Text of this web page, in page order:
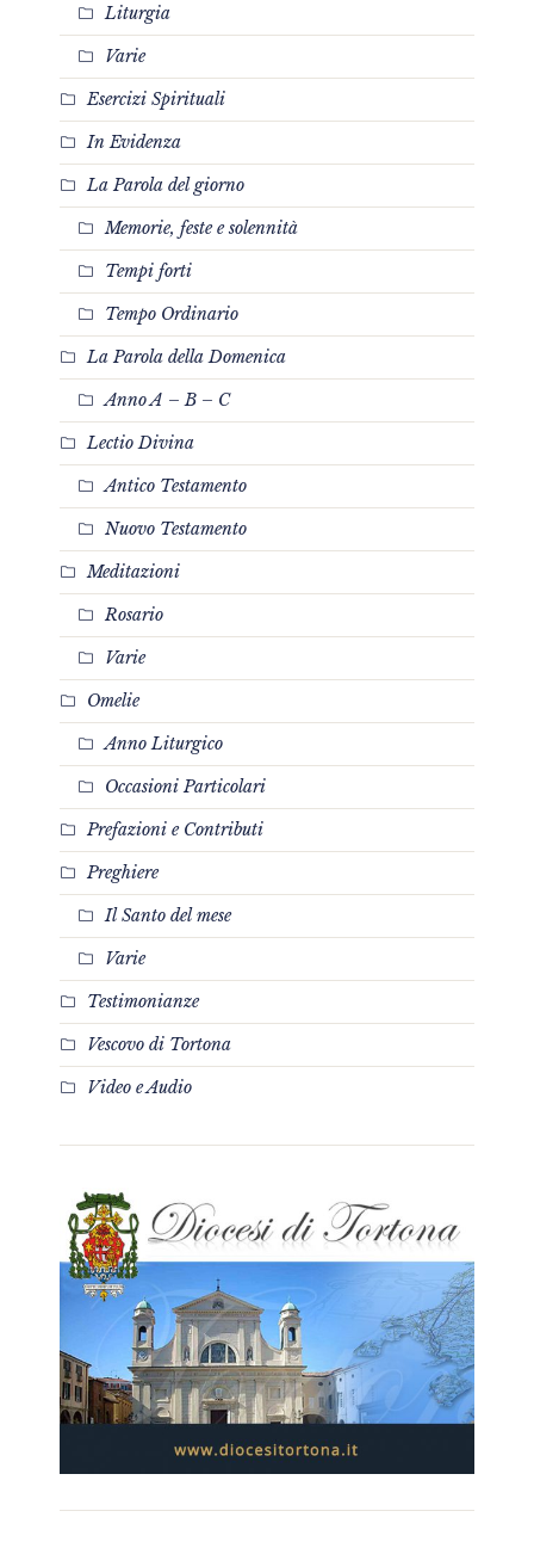
Liturgia
Varie
Esercizi Spirituali
In Evidenza
La Parola del giorno
Memorie, feste e solennità
Tempi forti
Tempo Ordinario
La Parola della Domenica
Anno A – B – C
Lectio Divina
Antico Testamento
Nuovo Testamento
Meditazioni
Rosario
Varie
Omelie
Anno Liturgico
Occasioni Particolari
Prefazioni e Contributi
Preghiere
Il Santo del mese
Varie
Testimonianze
Vescovo di Tortona
Video e Audio